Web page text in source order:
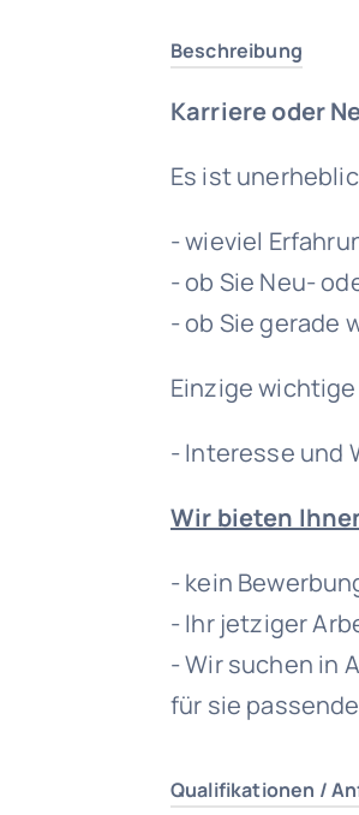
Beschreibung
Karriere oder
Es ist
- wieviel
- ob Sie Neu-
- ob Sie gerade
Einzige wichtige
- Interesse und
Wir bieten
- kein
- Ihr jetziger
- Wir suchen in
für sie
Qualifikationen /